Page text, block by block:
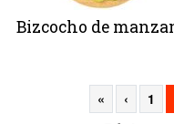
Bizcocho de
« ‹ 1